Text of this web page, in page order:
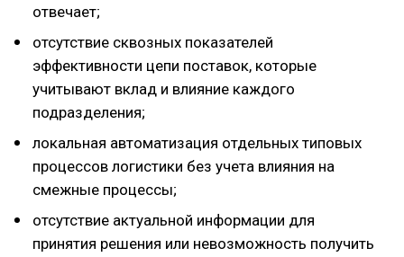
отвечает;
отсутствие сквозных показателей
эффективности цепи поставок, которые
учитывают вклад и влияние каждого
подразделения;
локальная автоматизация отдельных типовых
процессов логистики без учета влияния на
смежные процессы;
отсутствие актуальной информации для
принятия решения или невозможность получить